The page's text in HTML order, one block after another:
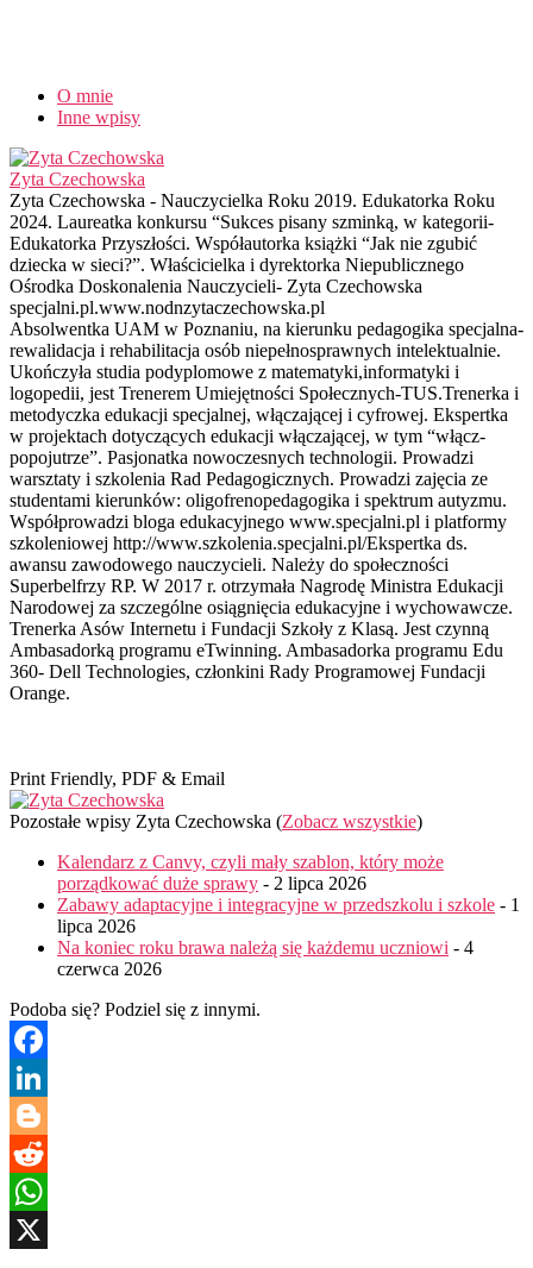
O mnie
Inne wpisy
Zyta Czechowska
Zyta Czechowska - Nauczycielka Roku 2019. Edukatorka Roku
2024. Laureatka konkursu “Sukces pisany szminką, w kategorii-
Edukatorka Przyszłości. Współautorka książki “Jak nie zgubić
dziecka w sieci?”. Właścicielka i dyrektorka Niepublicznego
Ośrodka Doskonalenia Nauczycieli- Zyta Czechowska
specjalni.pl.www.nodnzytaczechowska.pl
Absolwentka UAM w Poznaniu, na kierunku pedagogika specjalna-
rewalidacja i rehabilitacja osób niepełnosprawnych intelektualnie.
Ukończyła studia podyplomowe z matematyki,informatyki i
logopedii, jest Trenerem Umiejętności Społecznych-TUS.Trenerka i
metodyczka edukacji specjalnej, włączającej i cyfrowej. Ekspertka
w projektach dotyczących edukacji włączającej, w tym “włącz-
popojutrze”. Pasjonatka nowoczesnych technologii. Prowadzi
warsztaty i szkolenia Rad Pedagogicznych. Prowadzi zajęcia ze
studentami kierunków: oligofrenopedagogika i spektrum autyzmu.
Współprowadzi bloga edukacyjnego www.specjalni.pl i platformy
szkoleniowej http://www.szkolenia.specjalni.pl/Ekspertka ds.
awansu zawodowego nauczycieli. Należy do społeczności
Superbelfrzy RP. W 2017 r. otrzymała Nagrodę Ministra Edukacji
Narodowej za szczególne osiągnięcia edukacyjne i wychowawcze.
Trenerka Asów Internetu i Fundacji Szkoły z Klasą. Jest czynną
Ambasadorką programu eTwinning. Ambasadorka programu Edu
360- Dell Technologies, członkini Rady Programowej Fundacji
Orange.
Print Friendly, PDF & Email
Pozostałe wpisy Zyta Czechowska (Zobacz wszystkie)
Kalendarz z Canvy, czyli mały szablon, który może
porządkować duże sprawy - 2 lipca 2026
Zabawy adaptacyjne i integracyjne w przedszkolu i szkole - 1
lipca 2026
Na koniec roku brawa należą się każdemu uczniowi - 4
czerwca 2026
Podoba się? Podziel się z innymi.
Facebook
LinkedIn
Blogger
Reddit
WhatsApp